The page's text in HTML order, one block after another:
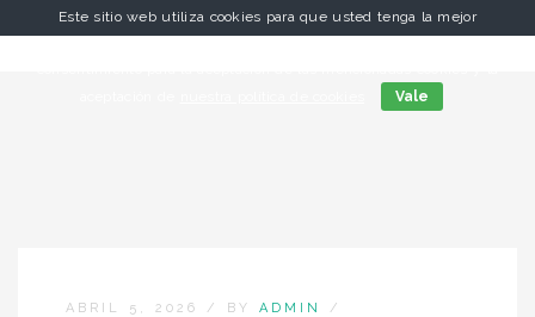
ABRIL 5, 2026 / BY ADMIN
/
Este sitio web utiliza cookies para que usted tenga la mejor
Vale